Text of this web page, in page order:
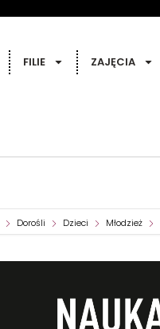
FILIE ZAJĘCIA
Dorośli Dzieci Młodzież